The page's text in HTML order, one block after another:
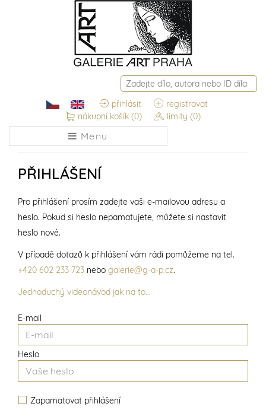
přihlásit
registrovat
nákupní košík (0) limity (0)
Menu
PŘIHLÁŠENÍ
E-mail
Heslo
Zapamatovat přihlášení
Pro přihlášení prosím zadejte vaši e-mailovou adresu a
heslo. Pokud si heslo nepamatujete, můžete si nastavit
heslo nové.
V případě dotazů k přihlášení vám rádi pomůžeme na tel.
+420 602 233 723 nebo galerie@g-a-p.cz.
Jednoduchý videonávod jak na to...